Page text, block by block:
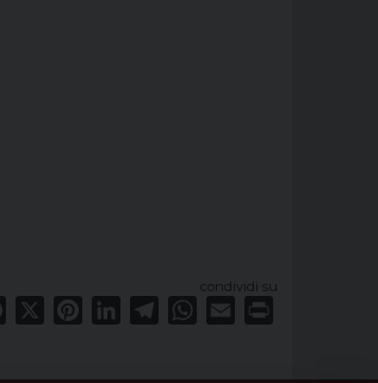
condividi su
Facebook PinterestLinkedInTelegramWhatsApp
Email